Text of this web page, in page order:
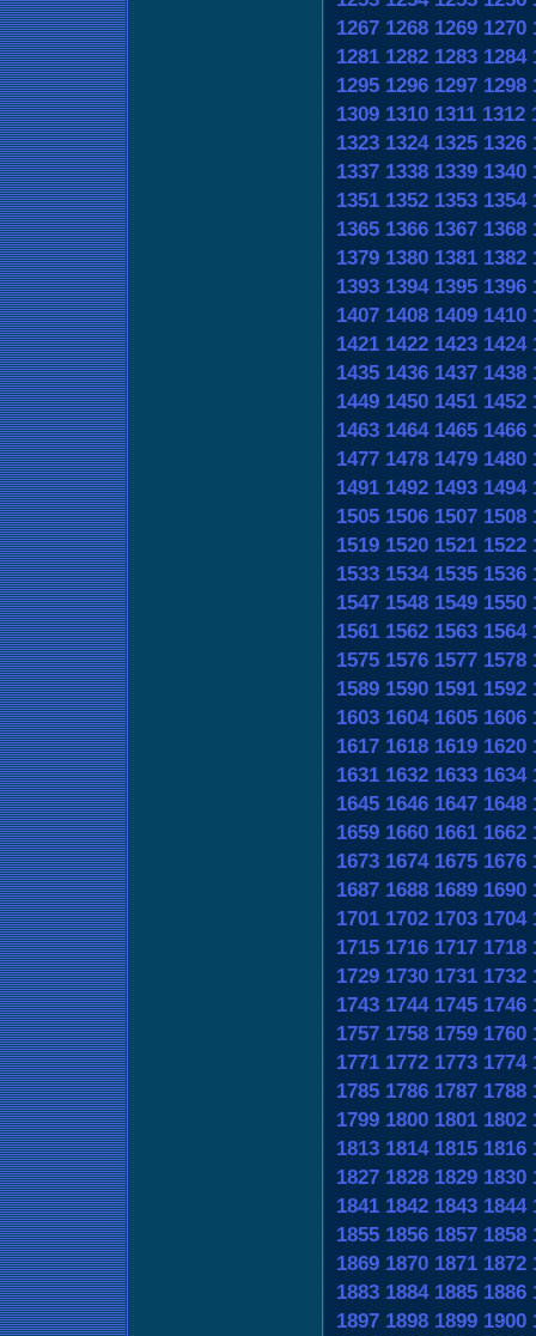
1267 1268 1269 1270
1281 1282 1283 1284
1295 1296 1297 1298
1309 1310 1311 1312
1323 1324 1325 1326
1337 1338 1339 1340
1351 1352 1353 1354
1365 1366 1367 1368
1379 1380 1381 1382
1393 1394 1395 1396
1407 1408 1409 1410
1421 1422 1423 1424
1435 1436 1437 1438
1449 1450 1451 1452
1463 1464 1465 1466
1477 1478 1479 1480
1491 1492 1493 1494
1505 1506 1507 1508
1519 1520 1521 1522
1533 1534 1535 1536
1547 1548 1549 1550
1561 1562 1563 1564
1575 1576 1577 1578
1589 1590 1591 1592
1603 1604 1605 1606
1617 1618 1619 1620
1631 1632 1633 1634
1645 1646 1647 1648
1659 1660 1661 1662
1673 1674 1675 1676
1687 1688 1689 1690
1701 1702 1703 1704
1715 1716 1717 1718
1729 1730 1731 1732
1743 1744 1745 1746
1757 1758 1759 1760
1771 1772 1773 1774
1785 1786 1787 1788
1799 1800 1801 1802
1813 1814 1815 1816
1827 1828 1829 1830
1841 1842 1843 1844
1855 1856 1857 1858
1869 1870 1871 1872
1883 1884 1885 1886
1897 1898 1899 1900